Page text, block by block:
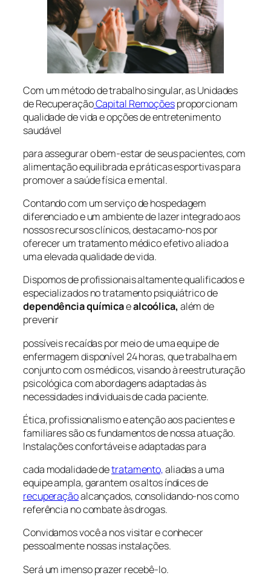
Com um método de trabalho singular, as Unidades
de RecuperaçãoCapital Remoçõesproporcionam
qualidade de vida e opções de entretenimento
saudável
para assegurar o bem-estar de seus pacientes, com
alimentação equilibrada e práticas esportivas para
promover a saúde física e mental.
Contando com um serviço de hospedagem
diferenciado e um ambiente de lazer integrado aos
nossos recursos clínicos, destacamo-nos por
oferecer um tratamento médico efetivo aliado a
uma elevada qualidade de vida.
Dispomos de profissionais altamente qualificados e
especializados no tratamento psiquiátrico de
dependência químicaealcoólica, além de
prevenir
possíveis recaídas por meio de uma equipe de
enfermagem disponível 24 horas, que trabalha em
conjunto com os médicos, visando à reestruturação
psicológica com abordagens adaptadas às
necessidades individuais de cada paciente.
Ética, profissionalismo e atenção aos pacientes e
familiares são os fundamentos de nossa atuação.
Instalações confortáveis e adaptadas para
cada modalidade detratamento,aliadas a uma
equipe ampla, garantem os altos índices de
recuperaçãoalcançados, consolidando-nos como
referência no combate às drogas.
Convidamos você a nos visitar e conhecer
pessoalmente nossas instalações.
Será um imenso prazer recebê-lo.